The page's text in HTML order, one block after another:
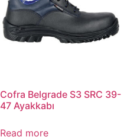
Cofra Belgrade S3 SRC 39-
47 Ayakkabı
Read more